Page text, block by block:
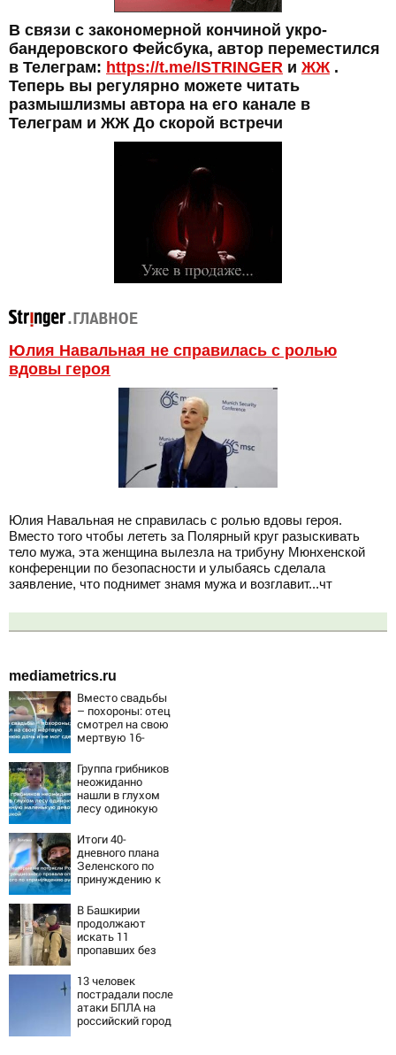
В связи с закономерной кончиной укро-
бандеровского Фейсбука, автор переместился
в Телеграм: https://t.me/ISTRINGER и ЖЖ .
Теперь вы регулярно можете читать
размышлизмы автора на его канале в
Телеграм и ЖЖ До скорой встречи
Юлия Навальная не справилась с ролью
вдовы героя
Юлия Навальная не справилась с ролью вдовы героя.
Вместо того чтобы лететь за Полярный круг разыскивать
тело мужа, эта женщина вылезла на трибуну Мюнхенской
конференции по безопасности и улыбаясь сделала
заявление, что поднимет знамя мужа и возглавит...чт
mediametrics.ru
Вместо свадьбы
– похороны: отец
смотрел на свою
мертвую 16-
мог сдержать
слезы
Группа грибников
неожиданно
нашли в глухом
лесу одинокую
маленькую
девочку с
игрушкой
Итоги 40-
дневного плана
Зеленского по
принуждению к
ответила Россия,
полный разбор
провала операции
Украины от
военкора Коца
В Башкирии
продолжают
искать 11
пропавших без
13 человек
пострадали после
атаки БПЛА на
российский город